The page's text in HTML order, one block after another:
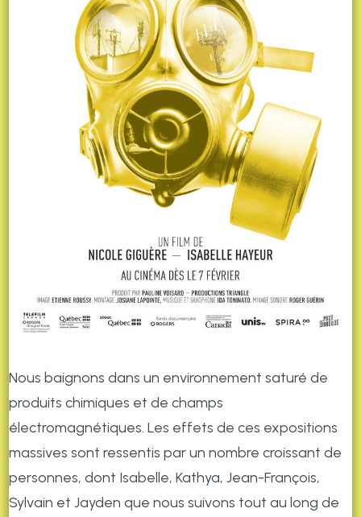
Nous baignons dans un environnement saturé de
produits chimiques et de champs
électromagnétiques. Les effets de ces expositions
massives sont ressentis par un nombre croissant de
personnes, dont Isabelle, Kathya, Jean-François,
Sylvain et Jayden que nous suivons tout au long de